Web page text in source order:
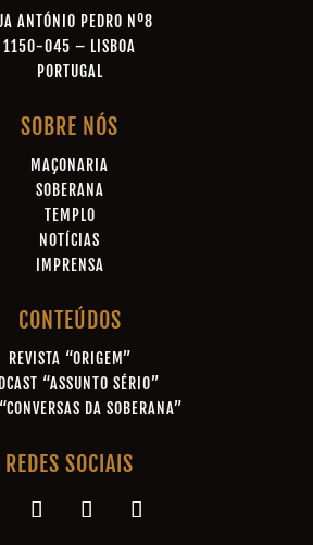
ANTÓNIO PEDRO Nº8
1150-045 – LISBOA
PORTUGAL
SOBRE NÓS
MAÇONARIA
SOBERANA
TEMPLO
NOTÍCIAS
IMPRENSA
CONTEÚDOS
REVISTA “ORIGEM”
“ASSUNTO SÉRIO”
DA SOBERANA”
REDES SOCIAIS